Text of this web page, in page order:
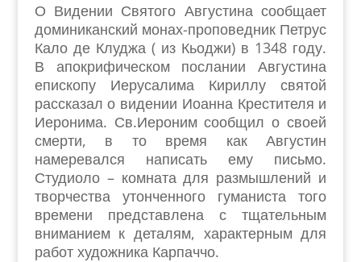
О Видении Святого Августина сообщает
доминиканский монах-проповедник Петрус
Кало де Клуджа ( из Кьоджи) в 1348 году.
В апокрифическом послании Августина
епископу Иерусалима Кириллу святой
рассказал о видении Иоанна Крестителя и
Иеронима. Св.Иероним сообщил о своей
смерти, в то время как Августин
намеревался написать ему письмо.
Студиоло – комната для размышлений и
творчества утонченного гуманиста того
времени представлена с тщательным
вниманием к деталям, характерным для
работ художника Карпаччо.